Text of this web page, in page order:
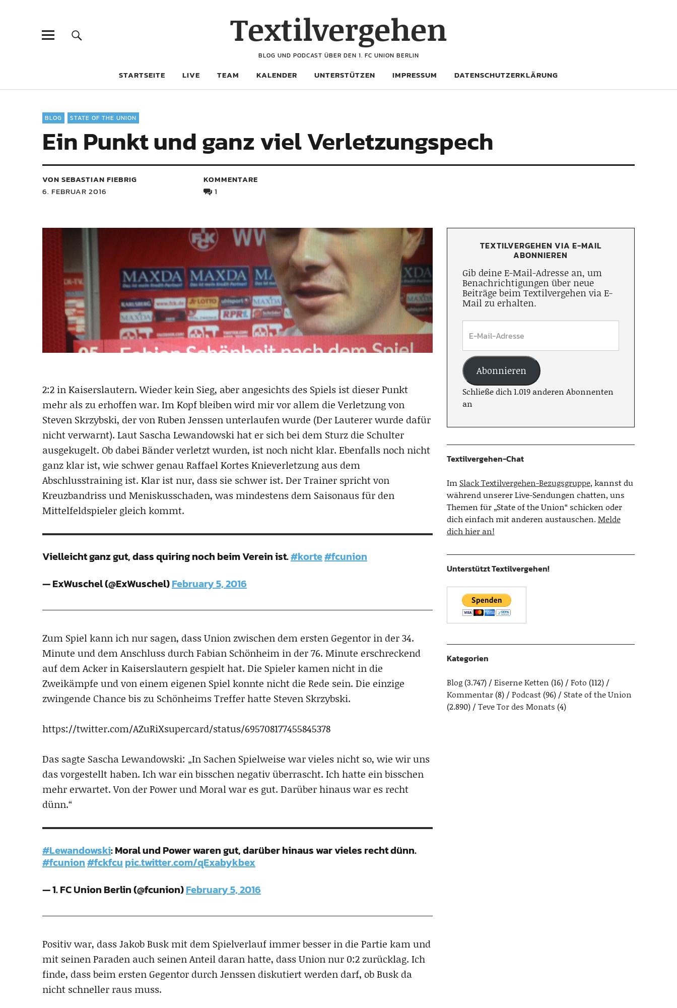
Textilvergehen
BLOG UND PODCAST ÜBER DEN 1. FC UNION BERLIN
STARTSEITE LIVE TEAM KALENDER UNTERSTÜTZEN IMPRESSUM DATENSCHUTZERKLÄRUNG
BLOG STATE OF THE UNION
Ein Punkt und ganz viel Verletzungspech
VON SEBASTIAN FIEBRIG
6. FEBRUAR 2016
KOMMENTARE
1
2:2 in Kaiserslautern. Wieder kein Sieg, aber angesichts des Spiels ist dieser Punkt
mehr als zu erhoffen war. Im Kopf bleiben wird mir vor allem die Verletzung von
Steven Skrzybski, der von Ruben Jenssen unterlaufen wurde (Der Lauterer wurde dafür
nicht verwarnt). Laut Sascha Lewandowski hat er sich bei dem Sturz die Schulter
ausgekugelt. Ob dabei Bänder verletzt wurden, ist noch nicht klar. Ebenfalls noch nicht
ganz klar ist, wie schwer genau Raffael Kortes Knieverletzung aus dem
Abschlusstraining ist. Klar ist nur, dass sie schwer ist. Der Trainer spricht von
Kreuzbandriss und Meniskusschaden, was mindestens dem Saisonaus für den
Mittelfeldspieler gleich kommt.
Vielleicht ganz gut, dass quiring noch beim Verein ist.#korte#fcunion
— ExWuschel (@ExWuschel)February 5, 2016
Zum Spiel kann ich nur sagen, dass Union zwischen dem ersten Gegentor in der 34.
Minute und dem Anschluss durch Fabian Schönheim in der 76. Minute erschreckend
auf dem Acker in Kaiserslautern gespielt hat. Die Spieler kamen nicht in die
Zweikämpfe und von einem eigenen Spiel konnte nicht die Rede sein. Die einzige
zwingende Chance bis zu Schönheims Treffer hatte Steven Skrzybski.
https://twitter.com/AZuRiXsupercard/status/695708177455845378
Das sagte Sascha Lewandowski: „In Sachen Spielweise war vieles nicht so, wie wir uns
das vorgestellt haben. Ich war ein bisschen negativ überrascht. Ich hatte ein bisschen
mehr erwartet. Von der Power und Moral war es gut. Darüber hinaus war es recht
dünn.“
#Lewandowski: Moral und Power waren gut, darüber hinaus war vieles recht dünn.
#fcunion#fckfcu pic.twitter.com/qExabykbex
— 1. FC Union Berlin (@fcunion)February 5, 2016
Positiv war, dass Jakob Busk mit dem Spielverlauf immer besser in die Partie kam und
mit seinen Paraden auch seinen Anteil daran hatte, dass Union nur 0:2 zurücklag. Ich
finde, dass beim ersten Gegentor durch Jenssen diskutiert werden darf, ob Busk da
nicht schneller raus muss.
TEXTILVERGEHEN VIA E-MAIL
ABONNIEREN
Gib deine E-Mail-Adresse an, um
Benachrichtigungen über neue
Beiträge beim Textilvergehen via E-
Mail zu erhalten.
Abonnieren
Schließe dich 1.019 anderen Abonnenten
an
Textilvergehen-Chat
Im Slack Textilvergehen-Bezugsgruppe, kannst du
während unserer Live-Sendungen chatten, uns
Themen für „State of the Union“ schicken oder
dich einfach mit anderen austauschen.Melde
dich hier an!
Unterstützt Textilvergehen!
Kategorien
Blog(3.747) Eiserne Ketten (16) Foto (112)
Kommentar(8) Podcast(96)
State of the Union
(2.890)
Teve Tor des Monats (4)